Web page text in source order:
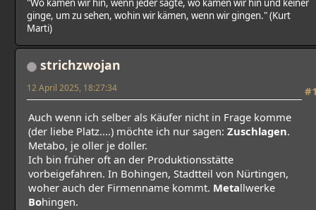
"Wo kämen wir hin, wenn jeder sagte, wo kämen wir hin und keiner
ginge, um zu sehen, wohin wir kämen, wenn wir gingen." (Kurt
Marti)
strichzwojan
12 April 2025, 18:27:34
Auch wenn ich selber als Käufer nicht in Frage komme
(der liebe Platz....) möchte ich nur sagen: Zuschlagen.
Metabo, je oller je doller.
Ich bin früher oft an der Produktionsstätte
vorbeigefahren. In Bohingen, Stadtteil von Nürtingen,
woher auch der Firmenname kommt. Metallwerke
Bohingen.